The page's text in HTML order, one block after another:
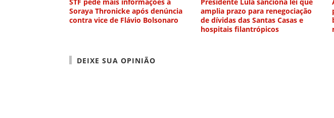
Soraya Thronicke após denúncia
contra vice de Flávio Bolsonaro
amplia prazo para renegociação
de dívidas das Santas Casas e
hospitais filantrópicos
DEIXE SUA OPINIÃO